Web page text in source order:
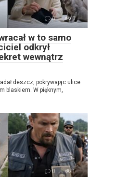
0 0
w to samo
odkrył
wewnątrz
deszcz, pokrywając ulice
blaskiem. W pięknym,
0 1